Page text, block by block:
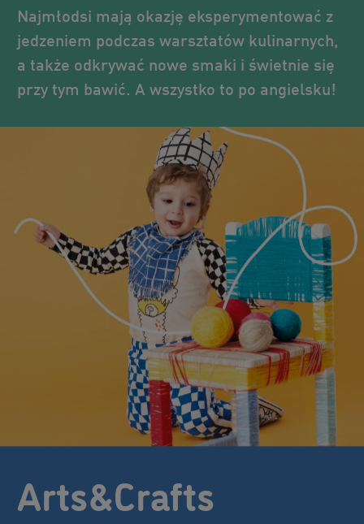
Najmłodsi mają okazję eksperymentować z
jedzeniem podczas warsztatów kulinarnych,
a także odkrywać nowe smaki i świetnie się
przy tym bawić. A wszystko to po angielsku!
Arts&Crafts